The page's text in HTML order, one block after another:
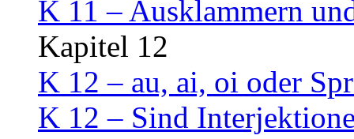
K 11 – Ausklammern
Kapitel 12
K 12 – au, ai, oi oder
K 12 – Sind